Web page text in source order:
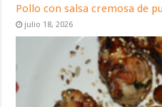
Pollo con salsa cremosa de
julio 18, 2026